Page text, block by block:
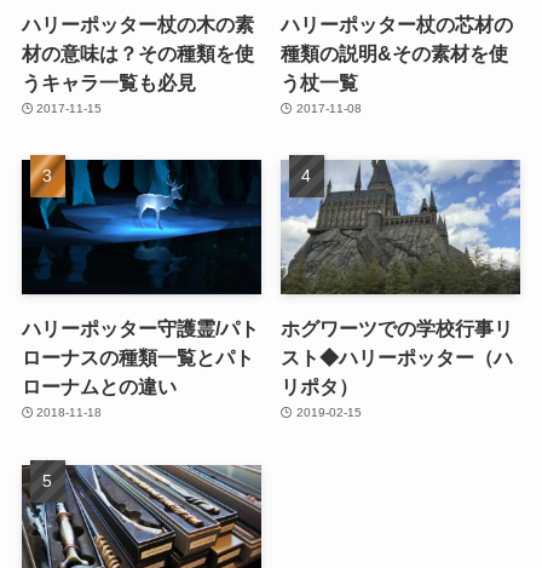
ハリーポッター杖の木の素
材の意味は？その種類を使
うキャラ一覧も必見
2017-11-15
ハリーポッター杖の芯材の
種類の説明&その素材を使
う杖一覧
2017-11-08
ハリーポッター守護霊/パト
ローナスの種類一覧とパト
ローナムとの違い
2018-11-18
ホグワーツでの学校行事リ
スト◆ハリーポッター（ハ
リポタ）
2019-02-15